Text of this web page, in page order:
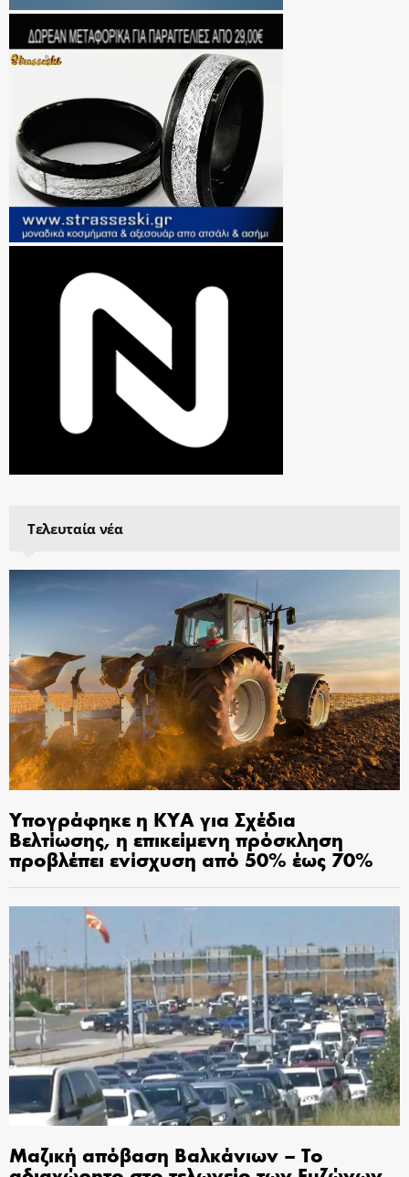
Τελευταία νέα
Υπογράφηκε η ΚΥΑ για Σχέδια
Βελτίωσης, η επικείμενη πρόσκληση
προβλέπει ενίσχυση από 50% έως 70%
Μαζική απόβαση Βαλκάνιων – Το